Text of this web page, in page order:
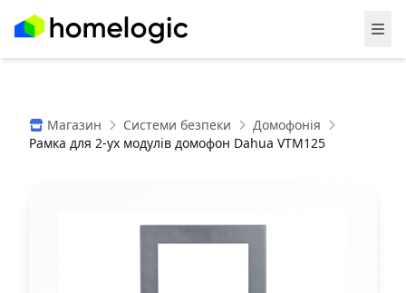
Магазин Системи безпеки
Домофонія
Рамка для 2-ух модулів домофон Dahua VTM125